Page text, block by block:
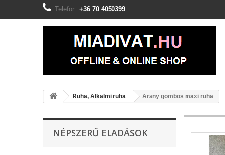
Telefon: +36 70 4050399
Ruha, Alkalmi ruha Arany gombos maxi ruha
NÉPSZERŰ ELADÁSOK